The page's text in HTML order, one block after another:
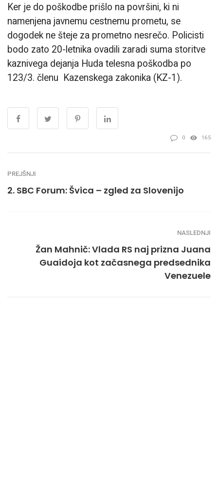
Ker je do poškodbe prišlo na površini, ki ni
namenjena javnemu cestnemu prometu, se
dogodek ne šteje za prometno nesrečo. Policisti
bodo zato 20-letnika ovadili zaradi suma storitve
kaznivega dejanja Huda telesna poškodba po
123/3. členu Kazenskega zakonika (KZ-1).
0 165
PREJŠNJI
2. SBC Forum: Švica – zgled za Slovenijo
NASLEDNJI
Žan Mahnič: Vlada RS naj prizna Juana
Guaidoja kot začasnega predsednika
Venezuele